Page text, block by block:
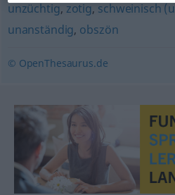
unzüchtig, zotig, schweinisch
unanständig, obszön
© OpenThesaurus.de